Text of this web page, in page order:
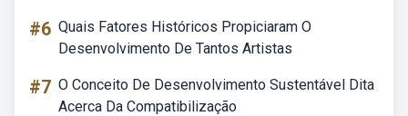
#6 Quais Fatores Históricos Propiciaram O
Desenvolvimento De Tantos Artistas
#7 O Conceito De Desenvolvimento Sustentável Dita
Acerca Da Compatibilização